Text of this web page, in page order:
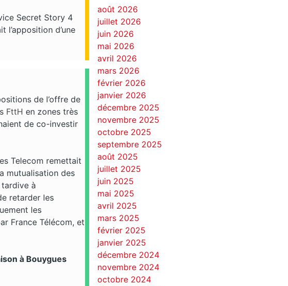
Secret Story 4
d’une
de l’offre de
FttH en zones très
de co-investir
Telecom remettait
mutualisation des
à
retarder les
les
France Télécom, et
à Bouygues
août 2026
juillet 2026
juin 2026
mai 2026
avril 2026
mars 2026
février 2026
janvier 2026
décembre 2025
novembre 2025
octobre 2025
septembre 2025
août 2025
juillet 2025
juin 2025
mai 2025
avril 2025
mars 2025
février 2025
janvier 2025
décembre 2024
novembre 2024
octobre 2024